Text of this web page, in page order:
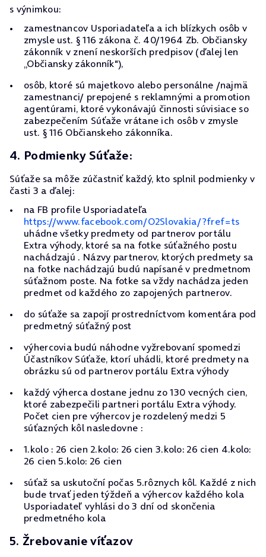
s výnimkou:
zamestnancov Usporiadateľa a ich blízkych osôb v
zmysle ust. § 116 zákona č. 40/1964 Zb. Občiansky
zákonník v znení neskorších predpisov (ďalej len
„Občiansky zákonník"),
osôb, ktoré sú majetkovo alebo personálne /najmä
zamestnanci/ prepojené s reklamnými a promotion
agentúrami, ktoré vykonávajú činnosti súvisiace so
zabezpečením Súťaže vrátane ich osôb v zmysle
ust. § 116 Občianskeho zákonníka.
4. Podmienky Súťaže:
Súťaže sa môže zúčastniť každý, kto splnil podmienky v
časti 3 a ďalej:
na FB profile Usporiadateľa
https://www.facebook.com/O2Slovakia/?fref=ts
uhádne všetky predmety od partnerov portálu
Extra výhody, ktoré sa na fotke súťažného postu
nachádzajú . Názvy partnerov, ktorých predmety sa
na fotke nachádzajú budú napísané v predmetnom
súťažnom poste. Na fotke sa vždy nachádza jeden
predmet od každého zo zapojených partnerov.
do súťaže sa zapojí prostredníctvom komentára pod
predmetný súťažný post
výhercovia budú náhodne vyžrebovaní spomedzi
Účastníkov Súťaže, ktorí uhádli, ktoré predmety na
obrázku sú od partnerov portálu Extra výhody
každý výherca dostane jednu zo 130 vecných cien,
ktoré zabezpečili partneri portálu Extra výhody.
Počet cien pre výhercov je rozdelený medzi 5
súťazných kôl nasledovne :
1.kolo : 26 cien 2.kolo: 26 cien 3.kolo: 26 cien 4.kolo:
26 cien 5.kolo: 26 cien
súťaž sa uskutoční počas 5.rôznych kôl. Každé z nich
bude trvať jeden týždeň a výhercov každého kola
Usporiadateľ vyhlási do 3 dní od skončenia
predmetného kola
5. Žrebovanie víťazov